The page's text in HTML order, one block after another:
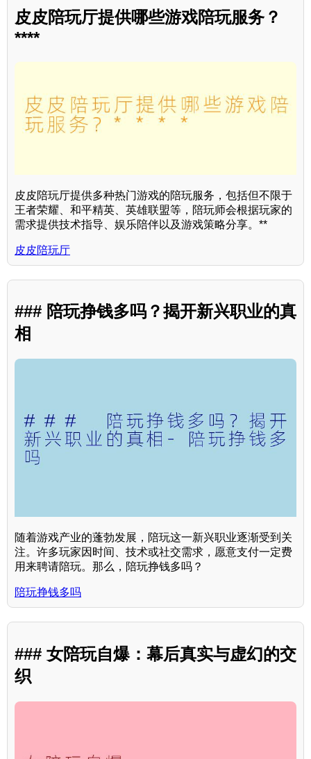
皮皮陪玩厅提供哪些游戏陪玩服务？
****
皮皮陪玩厅提供多种热门游戏的陪玩服务，包括但不限于
王者荣耀、和平精英、英雄联盟等，陪玩师会根据玩家的
需求提供技术指导、娱乐陪伴以及游戏策略分享。**
皮皮陪玩厅
### 陪玩挣钱多吗？揭开新兴职业的真
相
随着游戏产业的蓬勃发展，陪玩这一新兴职业逐渐受到关
注。许多玩家因时间、技术或社交需求，愿意支付一定费
用来聘请陪玩。那么，陪玩挣钱多吗？
陪玩挣钱多吗
### 女陪玩自爆：幕后真实与虚幻的交
织